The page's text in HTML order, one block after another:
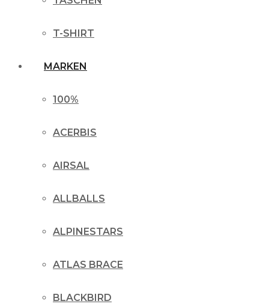
T-SHIRT
MARKEN
100%
ACERBIS
AIRSAL
ALLBALLS
ALPINESTARS
ATLAS BRACE
BLACKBIRD